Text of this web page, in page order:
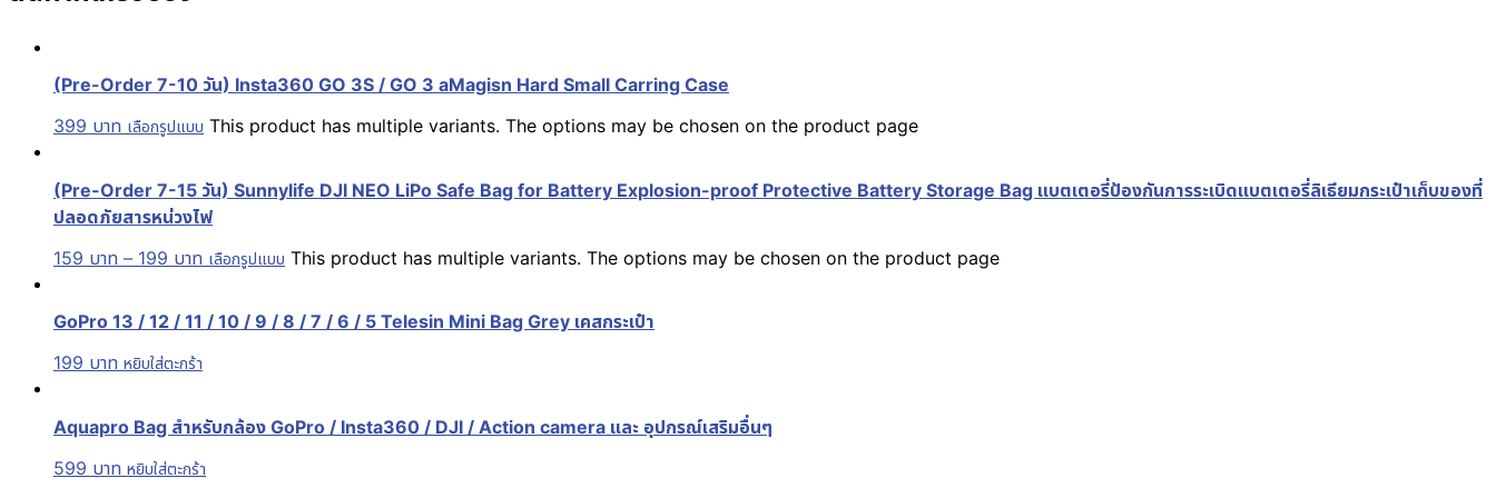
(Pre-Order 7-10 วัน) Insta360 GO 3S / GO 3 aMagisn Hard Small Carring Case
399 บาท เลือกรูปแบบ This product has multiple variants. The options may be chosen on the product page
(Pre-Order 7-15 วัน) Sunnylife DJI NEO LiPo Safe Bag for Battery Explosion-proof Protective Battery Storage Bag แบตเตอรี่ป้องกันการระเบิดแบตเตอรี่ลิเธียมกระเป๋าเก็บของที่
ปลอดภัยสารหน่วงไฟ
159 บาท – 199 บาท เลือกรูปแบบ This product has multiple variants. The options may be chosen on the product page
GoPro 13 / 12 / 11 / 10 / 9 / 8 / 7 / 6 / 5 Telesin Mini Bag Grey เคสกระเป๋า
199 บาท หยิบใส่ตะกร้า
Aquapro Bag สำหรับกล้อง GoPro / Insta360 / DJI / Action camera และ อุปกรณ์เสริมอื่นๆ
599 บาท หยิบใส่ตะกร้า